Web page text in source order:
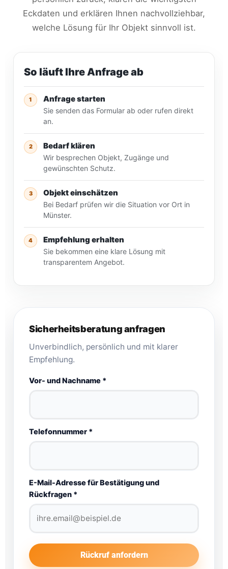
Eckdaten und erklären Ihnen nachvollziehbar,
welche Lösung für Ihr Objekt sinnvoll ist.
So läuft Ihre Anfrage ab
1 Anfrage starten
Sie senden das Formular ab oder rufen direkt
an.
2 Bedarf klären
Wir besprechen Objekt, Zugänge und
gewünschten Schutz.
3 Objekt einschätzen
Bei Bedarf prüfen wir die Situation vor Ort in
Münster.
4 Empfehlung erhalten
Sie bekommen eine klare Lösung mit
transparentem Angebot.
Sicherheitsberatung anfragen
Unverbindlich, persönlich und mit klarer
Empfehlung.
Vor- und Nachname *
Telefonnummer *
E-Mail-Adresse für Bestätigung und
Rückfragen *
Rückruf anfordern